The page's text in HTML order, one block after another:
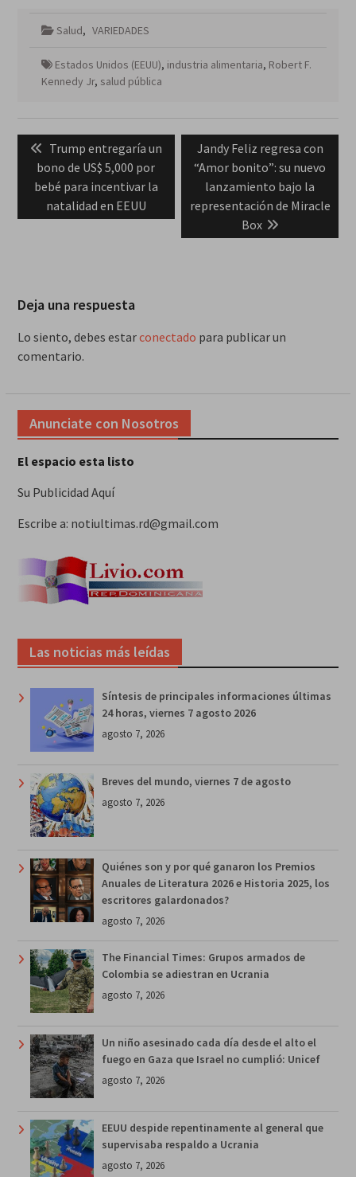
Salud, VARIEDADES
Estados Unidos (EEUU), industria alimentaria, Robert F.
Kennedy Jr, salud pública
de
entradas
Previous
post:
Trump entregaría un
bono de US$ 5,000 por
bebé para incentivar la
natalidad en EEUU
Next
post:
Jandy Feliz regresa con
“Amor bonito”: su nuevo
lanzamiento bajo la
representación de Miracle
Box
Deja una respuesta
Lo siento, debes estarconectado para publicar un
comentario.
Anunciate con Nosotros
El espacio esta listo
Su Publicidad Aquí
Escribe a: notiultimas.rd@gmail.com
Las noticias más leídas
Síntesis de principales informaciones últimas
24 horas, viernes 7 agosto 2026
agosto 7, 2026
Breves del mundo, viernes 7 de agosto
agosto 7, 2026
Quiénes son y por qué ganaron los Premios
Anuales de Literatura 2026 e Historia 2025, los
escritores galardonados?
agosto 7, 2026
The Financial Times: Grupos armados de
Colombia se adiestran en Ucrania
agosto 7, 2026
Un niño asesinado cada día desde el alto el
fuego en Gaza que Israel no cumplió: Unicef
agosto 7, 2026
EEUU despide repentinamente al general que
supervisaba respaldo a Ucrania
agosto 7, 2026